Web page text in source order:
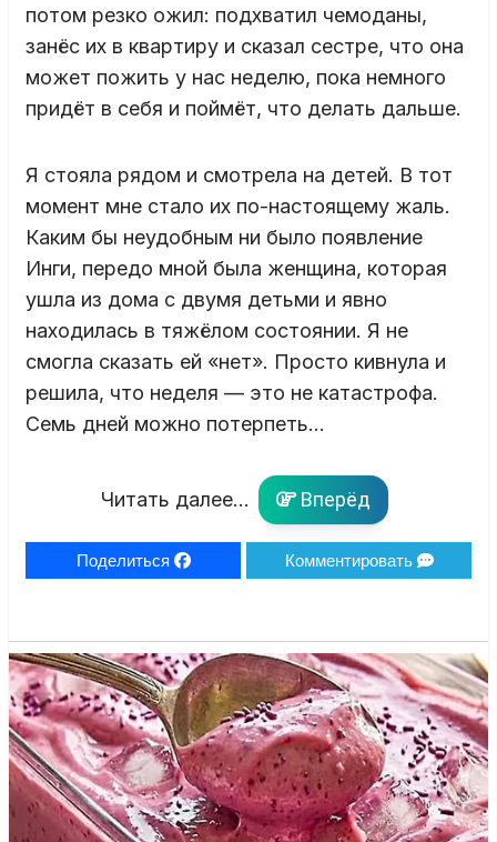
потом резко ожил: подхватил чемоданы,
занёс их в квартиру и сказал сестре, что она
может пожить у нас неделю, пока немного
придёт в себя и поймёт, что делать дальше.
Я стояла рядом и смотрела на детей. В тот
момент мне стало их по-настоящему жаль.
Каким бы неудобным ни было появление
Инги, передо мной была женщина, которая
ушла из дома с двумя детьми и явно
находилась в тяжёлом состоянии. Я не
смогла сказать ей «нет». Просто кивнула и
решила, что неделя — это не катастрофа.
Семь дней можно потерпеть…
Читать далее... Вперёд
Поделиться Комментировать